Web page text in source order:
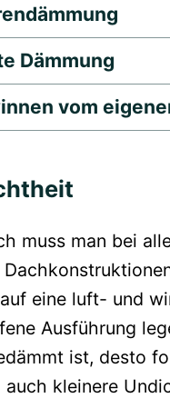
Dämmung
vom
muss man bei
eine luft- und
Ausführung
ist, desto
auch kleinere